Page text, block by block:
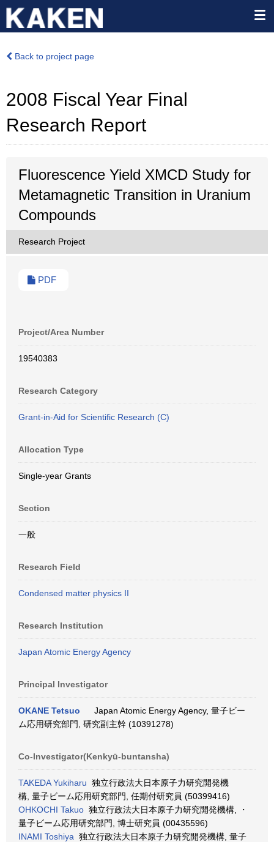
Back to project page
2008 Fiscal Year Final
Research Report
Fluorescence Yield XMCD Study for
Metamagnetic Transition in Uranium
Compounds
Research Project
PDF
Project/Area Number
19540383
Research Category
Grant-in-Aid for Scientific Research (C)
Allocation Type
Single-year Grants
Section
一般
Research Field
Condensed matter physics II
Research Institution
Japan Atomic Energy Agency
Principal Investigator
OKANE Tetsuo
Japan Atomic Energy Agency, 量子ビー
ム応用研究部門, 研究副主幹 (10391278)
Co-Investigator(Kenkyū-buntansha)
TAKEDA Yukiharu 独立行政法大日本原子力研究開発機
構, 量子ビーム応用研究部門, 任期付研究員 (50399416)
OHKOCHI Takuo 独立行政法大日本原子力研究開発機構, ・
量子ビーム応用研究部門, 博士研究員 (00435596)
INAMI Toshiya 独立行政法大日本原子力研究開発機構, 量子